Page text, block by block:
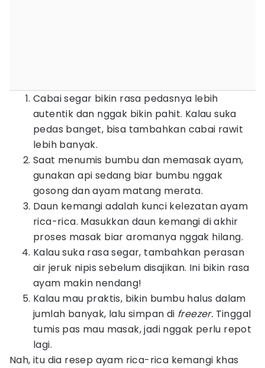
Cabai segar bikin rasa pedasnya lebih
autentik dan nggak bikin pahit. Kalau suka
pedas banget, bisa tambahkan cabai rawit
lebih banyak.
Saat menumis bumbu dan memasak ayam,
gunakan api sedang biar bumbu nggak
gosong dan ayam matang merata.
Daun kemangi adalah kunci kelezatan ayam
rica-rica. Masukkan daun kemangi di akhir
proses masak biar aromanya nggak hilang.
Kalau suka rasa segar, tambahkan perasan
air jeruk nipis sebelum disajikan. Ini bikin rasa
ayam makin nendang!
Kalau mau praktis, bikin bumbu halus dalam
jumlah banyak, lalu simpan di freezer. Tinggal
tumis pas mau masak, jadi nggak perlu repot
lagi.
Nah, itu dia resep ayam rica-rica kemangi khas